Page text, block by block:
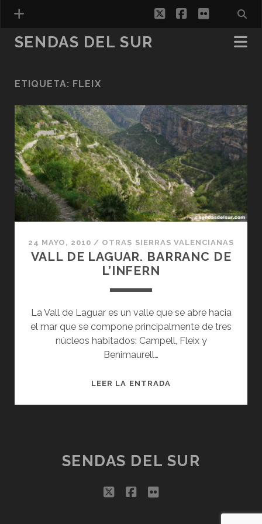
ESPAÑOL
twitterfacebook
flickr
SENDAS DEL SUR
ETIQUETA: FLEIX
24 MAYO, 2010 / OTRAS SIERRAS VALENCIANAS
VALL DE LAGUAR. BARRANC DE
L’INFERN
La Vall de Laguar es un valle que se abre hacia
el mar que se compone principalmente de tres
núcleos habitados: Campell, Fleix y
Benimaurell…
LEER LA ENTRADA
SENDAS DEL SUR
twitterfacebook
flickr